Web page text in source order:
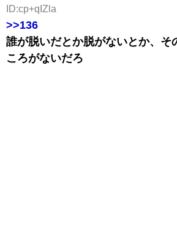
ID:cp+qIZla
>>136
誰が脱いだとか脱がないとか、そ
ころがないだろ